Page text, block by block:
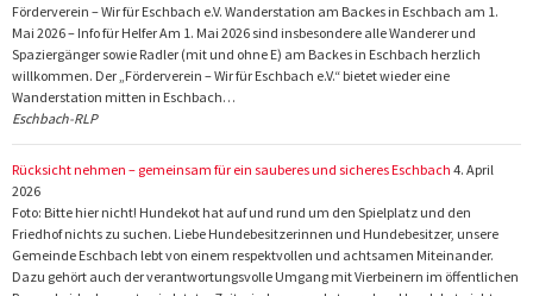
Förderverein – Wir für Eschbach e.V. Wanderstation am Backes in Eschbach am 1.
Mai 2026 – Info für Helfer Am 1. Mai 2026 sind insbesondere alle Wanderer und
Spaziergänger sowie Radler (mit und ohne E) am Backes in Eschbach herzlich
willkommen. Der „Förderverein – Wir für Eschbach e.V.“ bietet wieder eine
Wanderstation mitten in Eschbach…
Eschbach-RLP
Rücksicht nehmen – gemeinsam für ein sauberes und sicheres Eschbach 4. April
2026
Foto: Bitte hier nicht! Hundekot hat auf und rund um den Spielplatz und den
Friedhof nichts zu suchen. Liebe Hundebesitzerinnen und Hundebesitzer, unsere
Gemeinde Eschbach lebt von einem respektvollen und achtsamen Miteinander.
Dazu gehört auch der verantwortungsvolle Umgang mit Vierbeinern im öffentlichen